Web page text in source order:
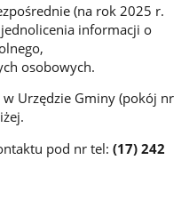
(na rok 2025 r.
informacji o
osobowych.
Urzędzie Gminy (pokój nr
pod nr tel: (17) 242